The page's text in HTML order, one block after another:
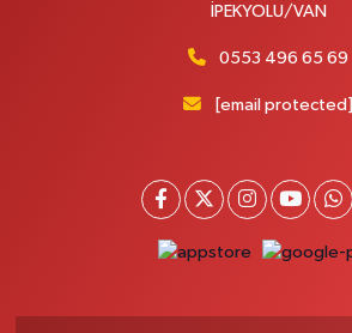
İPEKYOLU/VAN
0553 496 65 69
[email protected]